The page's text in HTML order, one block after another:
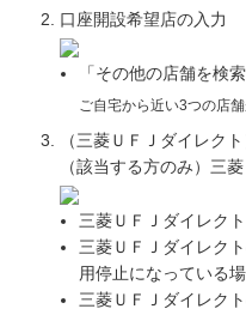
口座開設希望店の入力
「その他の店舗を検
ご自宅から近い3つの店
（三菱ＵＦＪダイレク
（該当する方のみ）三
三菱ＵＦＪダイレク
三菱ＵＦＪダイレク
用停止になっている
三菱ＵＦＪダイレク